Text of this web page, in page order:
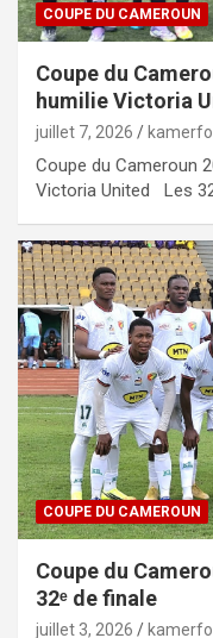
COUPE DU CAMEROUN
Coupe du
humilie Victoria
juillet 7, 2026
Coupe du Cameroun
Victoria United Les
COUPE DU CAMEROUN
Coupe du
32ᵉ de finale
juillet 3, 2026